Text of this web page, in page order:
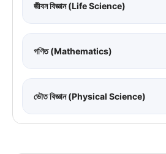
জীবন বিজ্ঞান (Life Science)
গণিত (Mathematics)
ভৌত বিজ্ঞান (Physical Science)